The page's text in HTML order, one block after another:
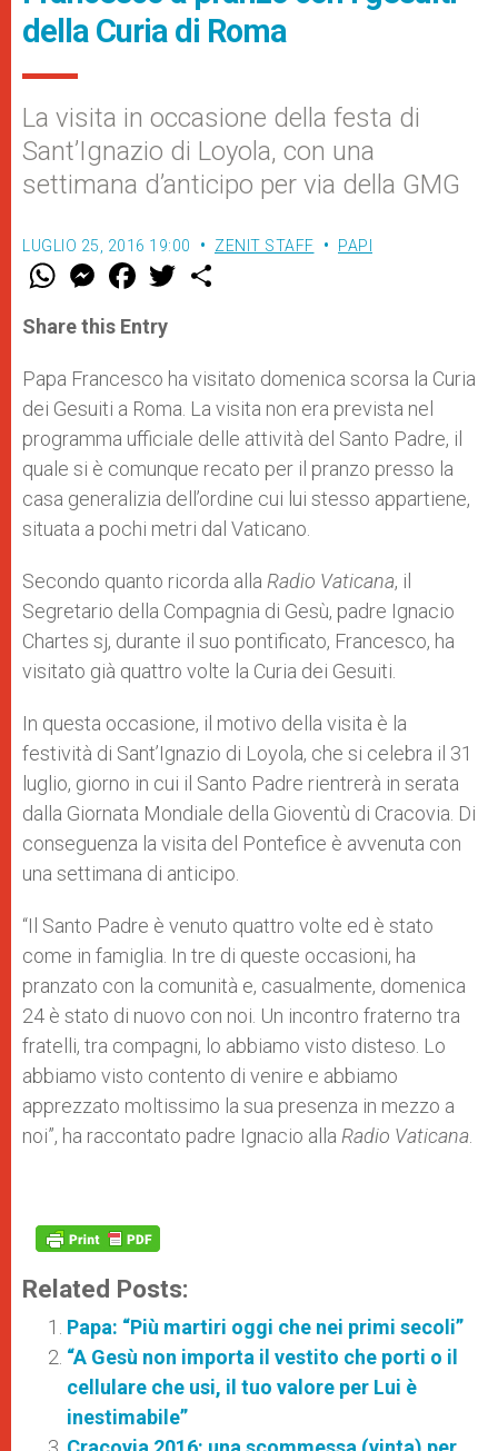
della Curia di Roma
La visita in occasione della festa di
Sant’Ignazio di Loyola, con una
settimana d’anticipo per via della GMG
LUGLIO 25, 2016 19:00 ZENIT STAFF PAPI
W
t
s
p
p
M
e
s
e
g
e
r
F
a
e
b
o
k
w
r
Share this Entry
Papa Francesco ha visitato domenica scorsa la Curia
dei Gesuiti a Roma. La visita non era prevista nel
programma ufficiale delle attività del Santo Padre, il
quale si è comunque recato per il pranzo presso la
casa generalizia dell’ordine cui lui stesso appartiene,
situata a pochi metri dal Vaticano.
Secondo quanto ricorda alla Radio Vaticana, il
Segretario della Compagnia di Gesù, padre Ignacio
Chartes sj, durante il suo pontificato, Francesco, ha
visitato già quattro volte la Curia dei Gesuiti.
In questa occasione, il motivo della visita è la
festività di Sant’Ignazio di Loyola, che si celebra il 31
luglio, giorno in cui il Santo Padre rientrerà in serata
dalla Giornata Mondiale della Gioventù di Cracovia. Di
conseguenza la visita del Pontefice è avvenuta con
una settimana di anticipo.
“Il Santo Padre è venuto quattro volte ed è stato
come in famiglia. In tre di queste occasioni, ha
pranzato con la comunità e, casualmente, domenica
24 è stato di nuovo con noi. Un incontro fraterno tra
fratelli, tra compagni, lo abbiamo visto disteso. Lo
abbiamo visto contento di venire e abbiamo
apprezzato moltissimo la sua presenza in mezzo a
noi”, ha raccontato padre Ignacio alla Radio Vaticana
Related Posts:
Papa: “Più martiri oggi che nei primi secoli”
“A Gesù non importa il vestito che porti o il
cellulare che usi, il tuo valore per Lui è
inestimabile”